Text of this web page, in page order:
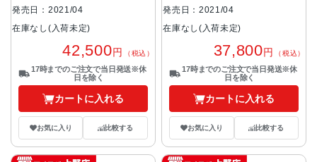
発売日：2021/04
在庫なし(入荷未定)
42,500円 （税込）
17時までのご注文で当日発送※休
日を除く
カートに入れる
お気に入り 比較する
発売日：2021/04
在庫なし(入荷未定)
37,800円 （税込）
17時までのご注文で当日発送※休
日を除く
カートに入れる
お気に入り 比較する